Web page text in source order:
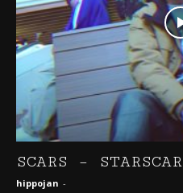
SCARS – STARSCAR
hippojan -